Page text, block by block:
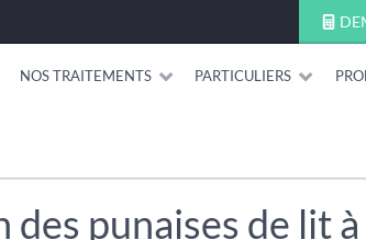
NOS TRAITEMENTS PARTICULIERS
punaises de lit